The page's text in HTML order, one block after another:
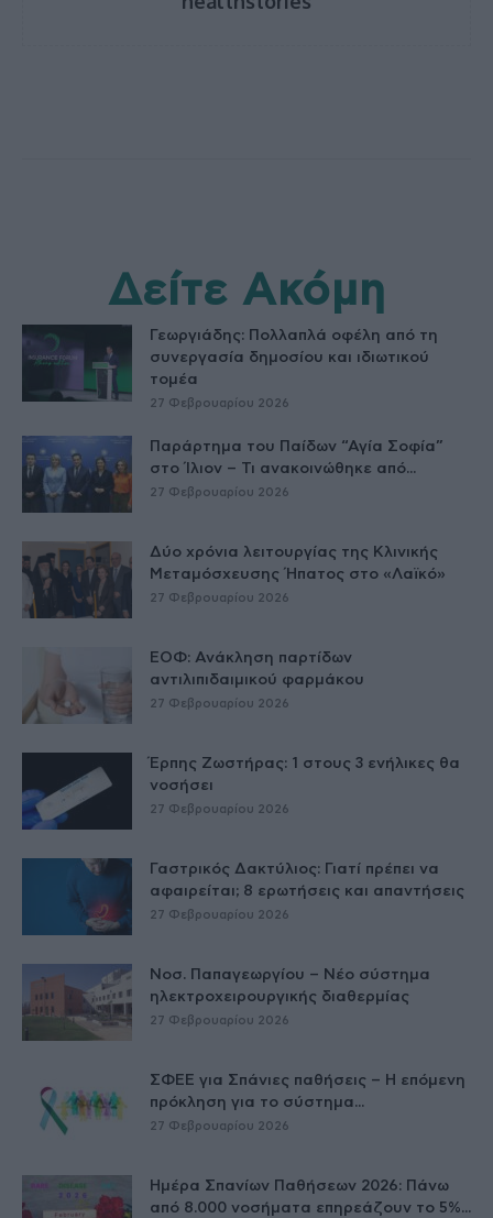
Δείτε Ακόμη
Γεωργιάδης: Πολλαπλά οφέλη από τη
συνεργασία δημοσίου και ιδιωτικού
τομέα
27 Φεβρουαρίου 2026
Παράρτημα του Παίδων “Αγία Σοφία”
στο Ίλιον – Τι ανακοινώθηκε από...
27 Φεβρουαρίου 2026
Δύο χρόνια λειτουργίας της Κλινικής
Μεταμόσχευσης Ήπατος στο «Λαϊκό»
27 Φεβρουαρίου 2026
ΕΟΦ: Ανάκληση παρτίδων
αντιλιπιδαιμικού φαρμάκου
27 Φεβρουαρίου 2026
Έρπης Ζωστήρας: 1 στους 3 ενήλικες θα
νοσήσει
27 Φεβρουαρίου 2026
Γαστρικός Δακτύλιος: Γιατί πρέπει να
αφαιρείται; 8 ερωτήσεις και απαντήσεις
27 Φεβρουαρίου 2026
Νοσ. Παπαγεωργίου – Νέο σύστημα
ηλεκτροχειρουργικής διαθερμίας
27 Φεβρουαρίου 2026
ΣΦΕΕ για Σπάνιες παθήσεις – Η επόμενη
πρόκληση για το σύστημα...
27 Φεβρουαρίου 2026
Ημέρα Σπανίων Παθήσεων 2026: Πάνω
από 8.000 νοσήματα επηρεάζουν το 5%...